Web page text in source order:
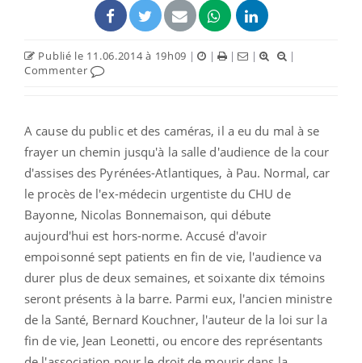
Publié le 11.06.2014 à 19h09 | | | |
|
Commenter
A cause du public et des caméras, il a eu du mal à se
frayer un chemin jusqu'à la salle d'audience de la cour
d'assises des Pyrénées-Atlantiques, à Pau. Normal, car
le procès de l'ex-médecin urgentiste du CHU de
Bayonne, Nicolas Bonnemaison, qui débute
aujourd'hui est hors-norme. Accusé d'avoir
empoisonné sept patients en fin de vie, l'audience va
durer plus de deux semaines, et soixante dix témoins
seront présents à la barre. Parmi eux, l'ancien ministre
de la Santé, Bernard Kouchner, l'auteur de la loi sur la
fin de vie, Jean Leonetti, ou encore des représentants